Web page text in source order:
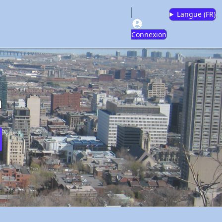
Connexion
Langue (FR)